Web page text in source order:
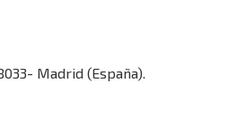
Madrid (España).